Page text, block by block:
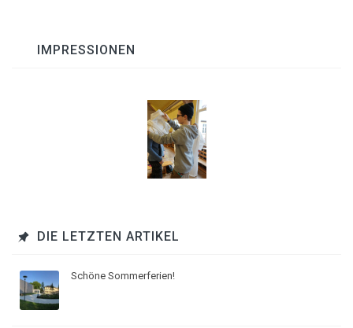
IMPRESSIONEN
DIE LETZTEN ARTIKEL
Schöne Sommerferien!